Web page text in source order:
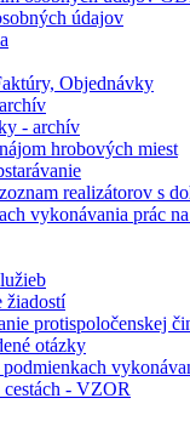
údajov
Objednávky
- archív
hrobových miest
realizátorov s
vykonávania prác
žiadostí
protispoločenskej
otázky
cestách - VZOR